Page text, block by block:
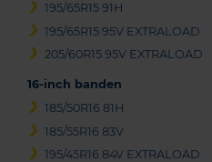
195/65R15 91H
195/65R15 95V EXTRALOAD
205/60R15 95V EXTRALOAD
16-inch banden
185/50R16 81H
185/55R16 83V
195/45R16 84V EXTRALOAD